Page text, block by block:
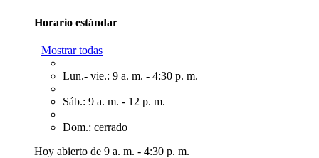
Horario estándar
Mostrar todas
Lun.- vie.: 9 a. m. - 4:30 p. m.
Sáb.: 9 a. m. - 12 p. m.
Dom.: cerrado
Hoy abierto de 9 a. m. - 4:30 p. m.